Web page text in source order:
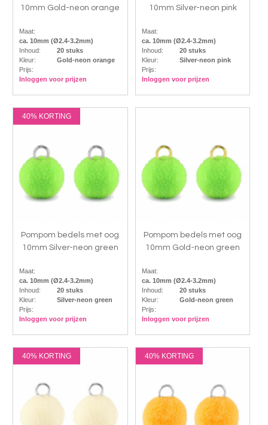
10mm Gold-neon orange
Maat:
ca. 10mm (Ø2.4-3.2mm)
Inhoud:
20 stuks
Kleur:
Gold-neon orange
Prijs:
Inloggen voor prijzen
10mm Silver-neon pink
Maat:
ca. 10mm (Ø2.4-3.2mm)
Inhoud:
20 stuks
Kleur:
Silver-neon pink
Prijs:
Inloggen voor prijzen
40% KORTING
Pompom bedels met oog
10mm Silver-neon green
Maat:
ca. 10mm (Ø2.4-3.2mm)
Inhoud:
20 stuks
Kleur:
Silver-neon green
Prijs:
Inloggen voor prijzen
Pompom bedels met oog
10mm Gold-neon green
Maat:
ca. 10mm (Ø2.4-3.2mm)
Inhoud:
20 stuks
Kleur:
Gold-neon green
Prijs:
Inloggen voor prijzen
40% KORTING 40% KORTING